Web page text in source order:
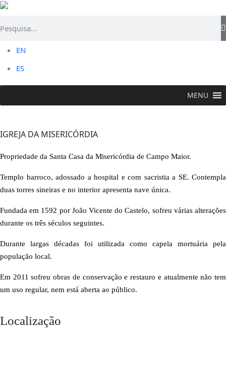
EN
ES
MENU
IGREJA DA MISERICÓRDIA
Propriedade da Santa Casa da Misericórdia de Campo Maior.
Templo barroco, adossado a hospital e com sacristia a SE. Contempla
duas torres sineiras e no interior apresenta nave única.
Fundada em 1592 por João Vicente do Castelo, sofreu várias alterações
durante os três séculos seguintes.
Durante largas décadas foi utilizada como capela mortuária pela
população local.
Em 2011 sofreu obras de conservação e restauro e atualmente não tem
um uso regular, nem está aberta ao público.
Localização